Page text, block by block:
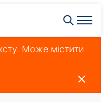
Може містити